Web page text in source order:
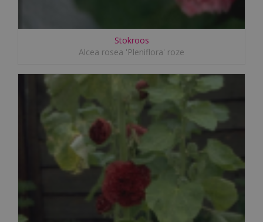
Stokroos
Alcea rosea 'Pleniflora' roze